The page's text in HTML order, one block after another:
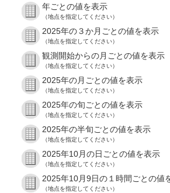
年ごとの値を表示
（地点を指定してください）
2025年の３か月ごとの値を表示
（地点を指定してください）
観測開始からの月ごとの値を表示
（地点を指定してください）
2025年の月ごとの値を表示
（地点を指定してください）
2025年の旬ごとの値を表示
（地点を指定してください）
2025年の半旬ごとの値を表示
（地点を指定してください）
2025年10月の日ごとの値を表示
（地点を指定してください）
2025年10月9日の１時間ごとの値
（地点を指定してください）